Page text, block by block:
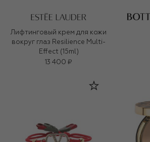
Лифтинговый крем для кожи
вокруг глаз Resilience Multi-
Effect (15ml)
13 400 ₽